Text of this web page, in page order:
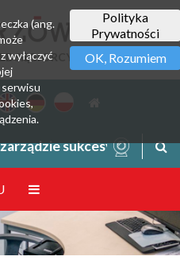
sukcesyjnym
Polityka
Prywatności
OK, Rozumiem
(ang.
wyłączyć